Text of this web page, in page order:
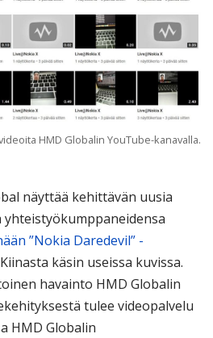
HMD Globalin YouTube-kanavalla.
näyttää kehittävän uusia
”Nokia Daredevil” -
käsin useissa kuvissa.
havainto HMD Globalin
tulee videopalvelu
HMD Globalin